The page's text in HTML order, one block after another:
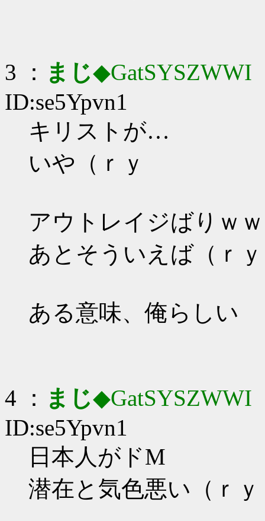
3 ： まじ◆GatSYSZWWI
ID:se5Ypvn1
キリストが…
いや（ｒｙ
アウトレイジばりｗ
あとそういえば（ｒｙ
ある意味、俺らしい
4 ： まじ◆GatSYSZWWI
ID:se5Ypvn1
日本人がドM
潜在と気色悪い（ｒｙ